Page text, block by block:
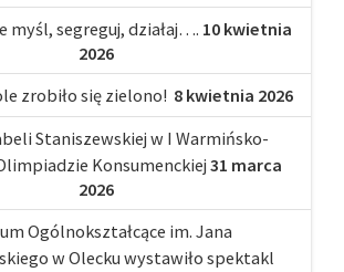
myśl, segreguj, działaj…. 10 kwietnia
2026
zrobiło się zielono! 8 kwietnia 2026
Staniszewskiej w I Warmińsko-
Konsumenckiej 31 marca
2026
Ogólnokształcące im. Jana
w Olecku wystawiło spektakl